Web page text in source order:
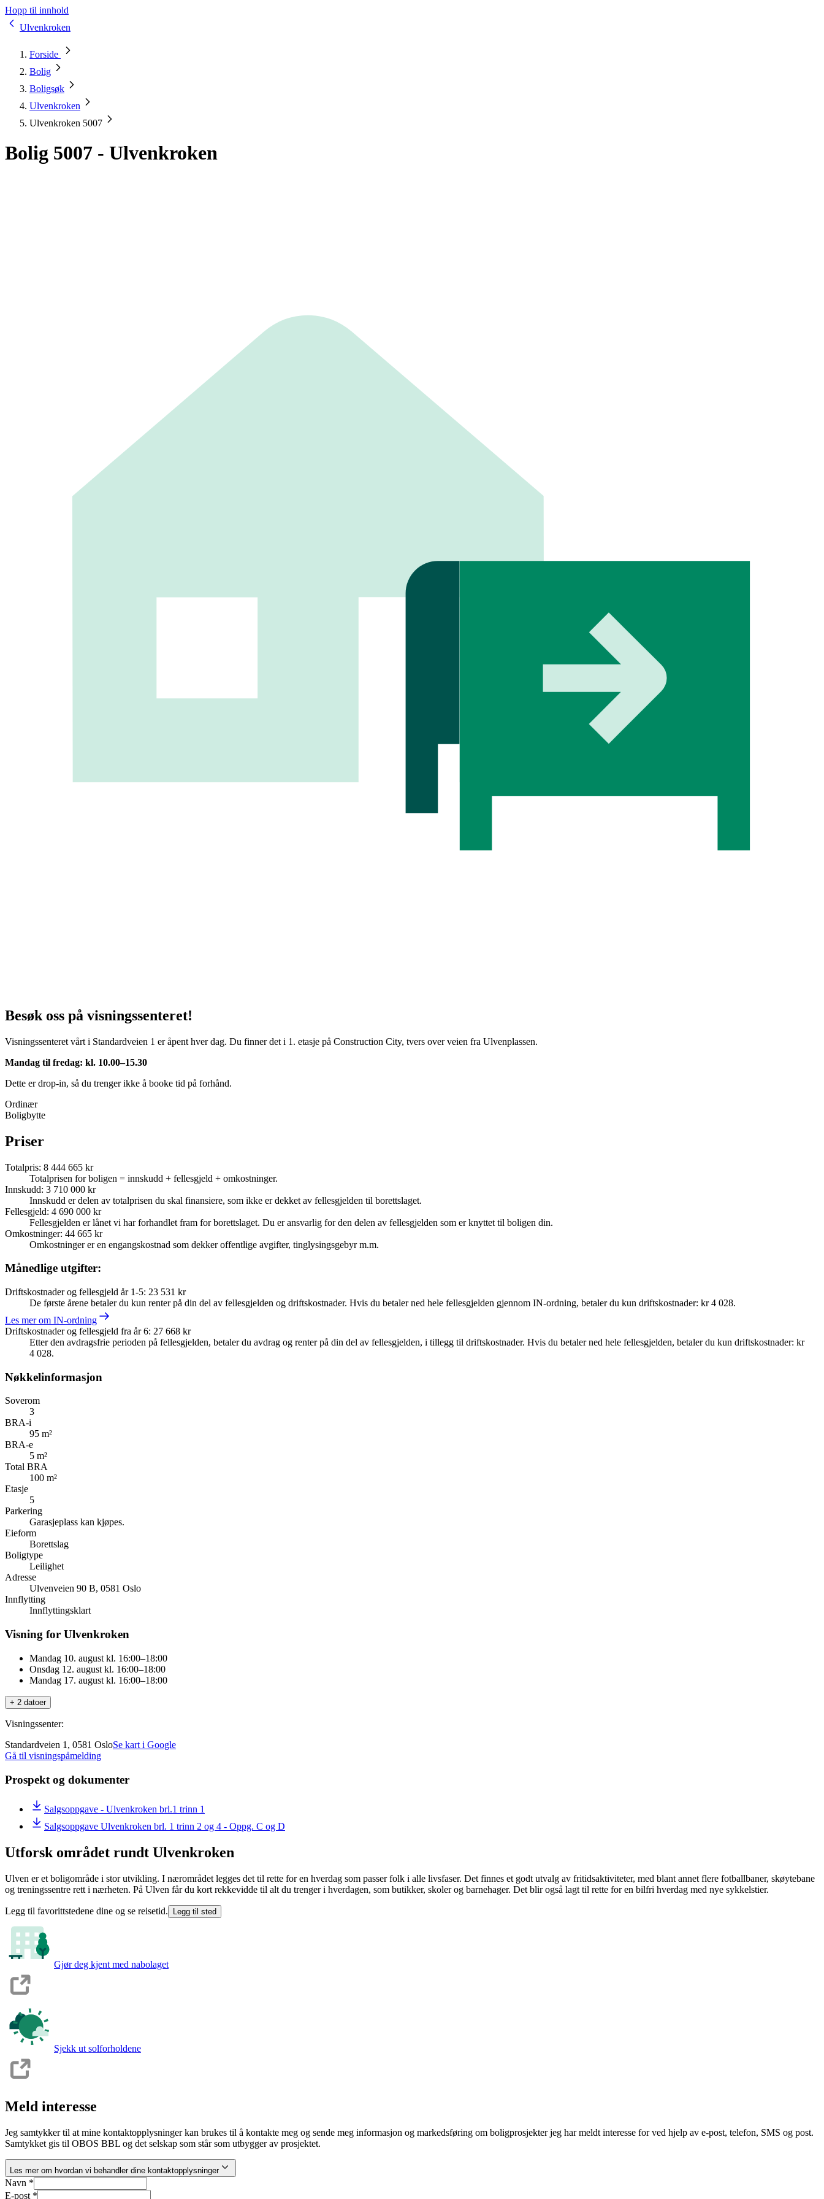
Hopp til innhold
Ulvenkroken
Forside
Bolig
Boligsøk
Ulvenkroken
Ulvenkroken 5007
Bolig 5007 - Ulvenkroken
Besøk oss på visningssenteret!
Visningssenteret vårt i Standardveien 1 er åpent hver dag. Du finner det i 1. etasje på Construction City, tvers over veien fra Ulvenplassen.
Mandag til fredag: kl. 10.00–15.30
Dette er drop-in, så du trenger ikke å booke tid på forhånd.
Ordinær
Boligbytte
Priser
Totalpris: 8 444 665 kr
Totalprisen for boligen = innskudd + fellesgjeld + omkostninger.
Innskudd: 3 710 000 kr
Innskudd er delen av totalprisen du skal finansiere, som ikke er dekket av fellesgjelden til borettslaget.
Fellesgjeld: 4 690 000 kr
Fellesgjelden er lånet vi har forhandlet fram for borettslaget. Du er ansvarlig for den delen av fellesgjelden som er knyttet til boligen din.
Omkostninger: 44 665 kr
Omkostninger er en engangskostnad som dekker offentlige avgifter, tinglysingsgebyr m.m.
Månedlige utgifter:
Driftskostnader og fellesgjeld år 1-5: 23 531 kr
De første årene betaler du kun renter på din del av fellesgjelden og driftskostnader. Hvis du betaler ned hele fellesgjelden gjennom IN-ordning, betaler du kun driftskostnader: kr 4 028.
Les mer om IN-ordning
Driftskostnader og fellesgjeld fra år 6: 27 668 kr
Etter den avdragsfrie perioden på fellesgjelden, betaler du avdrag og renter på din del av fellesgjelden, i tillegg til driftskostnader. Hvis du betaler ned hele fellesgjelden, betaler du kun driftskostnader: kr
4 028.
Nøkkelinformasjon
Soverom
3
BRA-i
95 m²
BRA-e
5 m²
Total BRA
100 m²
Etasje
5
Parkering
Garasjeplass kan kjøpes.
Eieform
Borettslag
Boligtype
Leilighet
Adresse
Ulvenveien 90 B, 0581 Oslo
Innflytting
Innflyttingsklart
Visning for Ulvenkroken
Mandag 10. august kl. 16:00–18:00
Onsdag 12. august kl. 16:00–18:00
Mandag 17. august kl. 16:00–18:00
+ 2 datoer
Visningssenter:
Standardveien 1, 0581 OsloSe kart i Google
Gå til visningspåmelding
Prospekt og dokumenter
Salgsoppgave - Ulvenkroken brl.1 trinn 1
Salgsoppgave Ulvenkroken brl. 1 trinn 2 og 4 - Oppg. C og D
Utforsk området rundt Ulvenkroken
Ulven er et boligområde i stor utvikling. I nærområdet legges det til rette for en hverdag som passer folk i alle livsfaser. Det finnes et godt utvalg av fritidsaktiviteter, med blant annet flere fotballbaner, skøytebane
og treningssentre rett i nærheten. På Ulven får du kort rekkevidde til alt du trenger i hverdagen, som butikker, skoler og barnehager. Det blir også lagt til rette for en bilfri hverdag med nye sykkelstier.
Legg til favorittstedene dine og se reisetid. Legg til sted
Gjør deg kjent med nabolaget
Sjekk ut solforholdene
Meld interesse
Jeg samtykker til at mine kontaktopplysninger kan brukes til å kontakte meg og sende meg informasjon og markedsføring om boligprosjekter jeg har meldt interesse for ved hjelp av e-post, telefon, SMS og post.
Samtykket gis til OBOS BBL og det selskap som står som utbygger av prosjektet.
Les mer om hvordan vi behandler dine kontaktopplysninger
Navn *
E-post *